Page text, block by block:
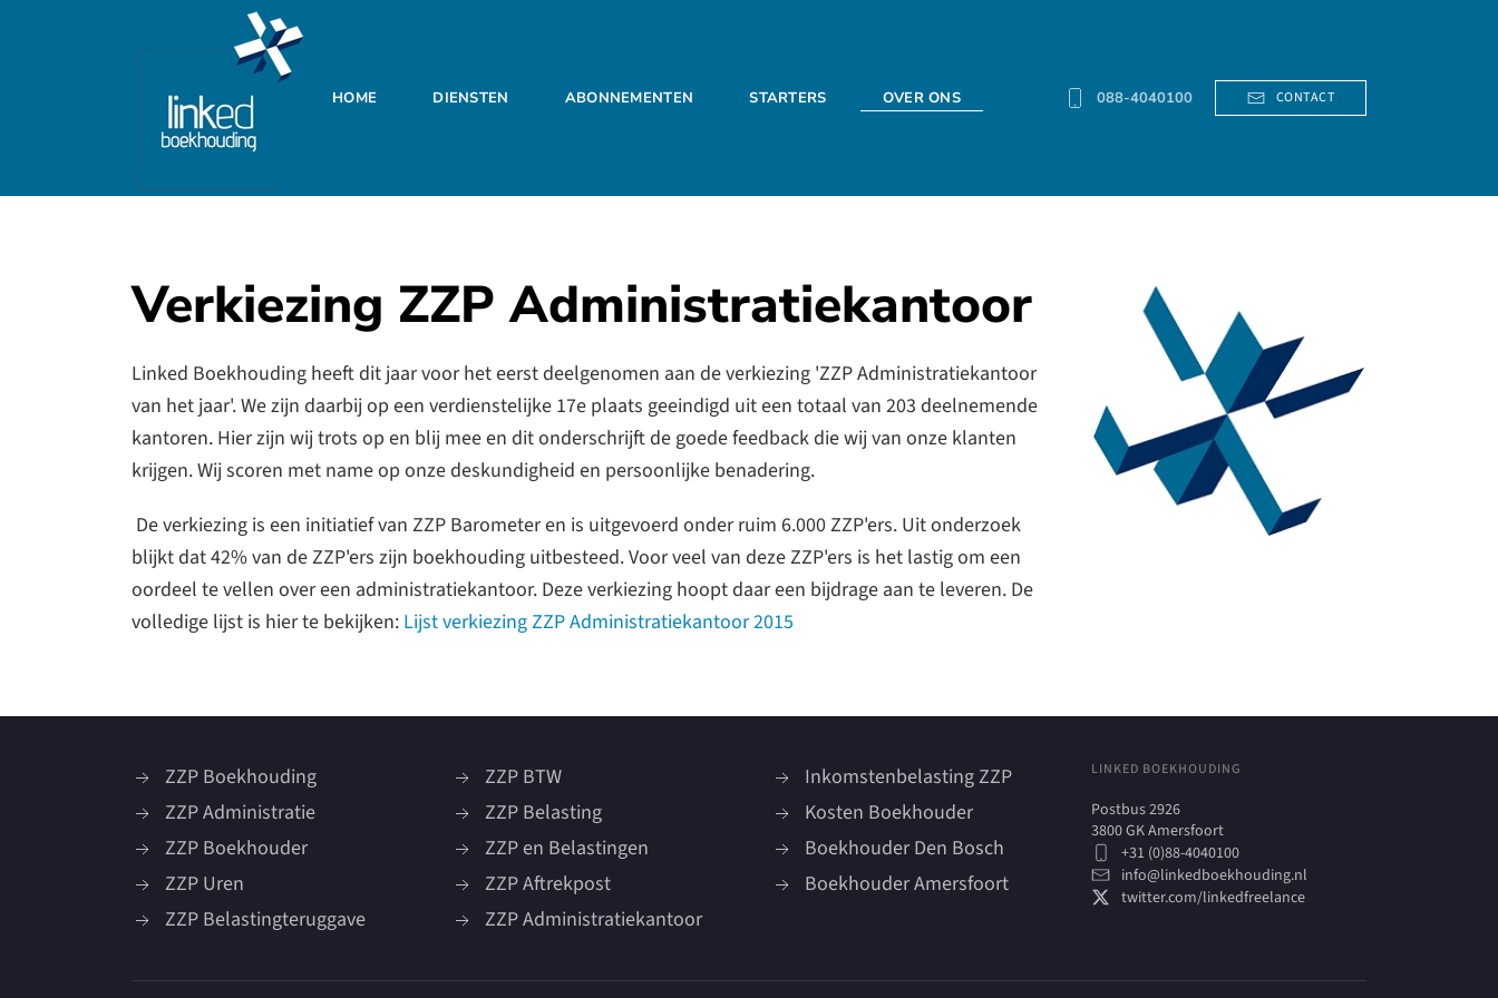
Skip to main content
HOME DIENSTEN ABONNEMENTEN STARTERS OVER ONS 088-4040100 CONTACT
Verkiezing ZZP Administratiekantoor
Linked Boekhouding heeft dit jaar voor het eerst deelgenomen aan de verkiezing 'ZZP Administratiekantoor
van het jaar'. We zijn daarbij op een verdienstelijke 17e plaats geeindigd uit een totaal van 203 deelnemende
kantoren. Hier zijn wij trots op en blij mee en dit onderschrijft de goede feedback die wij van onze klanten
krijgen. Wij scoren met name op onze deskundigheid en persoonlijke benadering.
De verkiezing is een initiatief van ZZP Barometer en is uitgevoerd onder ruim 6.000 ZZP'ers. Uit onderzoek
blijkt dat 42% van de ZZP'ers zijn boekhouding uitbesteed. Voor veel van deze ZZP'ers is het lastig om een
oordeel te vellen over een administratiekantoor. Deze verkiezing hoopt daar een bijdrage aan te leveren. De
volledige lijst is hier te bekijken: Lijst verkiezing ZZP Administratiekantoor 2015
ZZP Boekhouding
ZZP Administratie
ZZP Boekhouder
ZZP Uren
ZZP Belastingteruggave
ZZP BTW
ZZP Belasting
ZZP en Belastingen
ZZP Aftrekpost
ZZP Administratiekantoor
Inkomstenbelasting ZZP
Kosten Boekhouder
Boekhouder Den Bosch
Boekhouder Amersfoort
LINKED BOEKHOUDING
Postbus 2926
3800 GK Amersfoort
+31 (0)88-4040100
info@linkedboekhouding.nl
twitter.com/linkedfreelance